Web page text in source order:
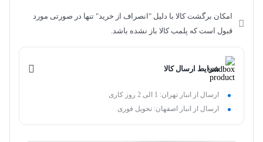
امکان برگشت کالا با دلیل "انصراف از خرید" تنها در صورتی مورد
قبول است که پلمب کالا باز نشده باشد.
شرایط ارسال کالا
ارسال از انبار تهران: 1 الی 2 روز کاری
ارسال از انبار اصفهان: تحویل فوری